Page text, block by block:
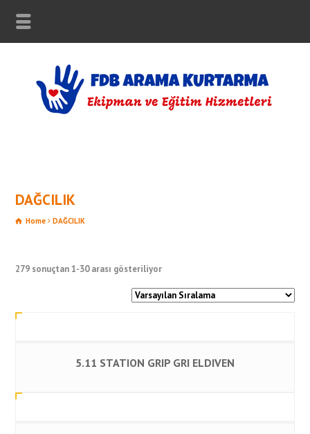
DAĞCILIK
Home DAĞCILIK
279 sonuçtan 1-30 arası gösteriliyor
5.11 STATION GRIP GRI ELDIVEN